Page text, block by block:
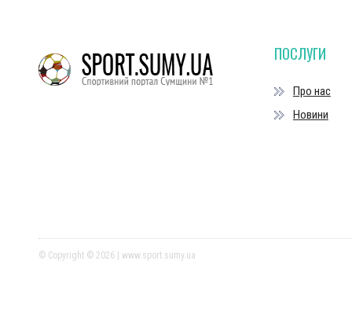
ПОСЛУГИ
Про нас
Новини
© Copyright © 2026 | www.sport.sumy.ua